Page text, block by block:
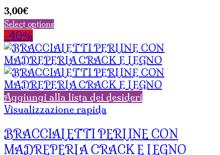
3,00€
Select options
-40%
Aggiungi alla lista dei desideri
Visualizzazione rapida
BRACCIALETTI PERLINE CON
MADREPERLA CRACK E LEGNO